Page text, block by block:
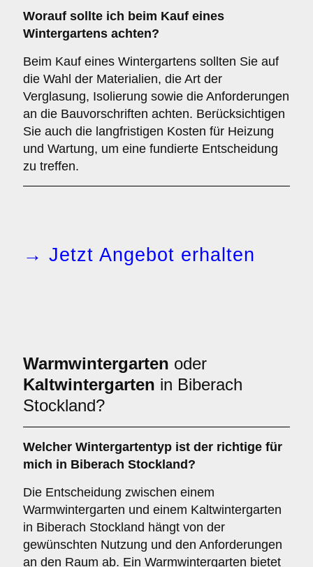
Worauf sollte ich beim Kauf eines
Wintergartens achten?
Beim Kauf eines Wintergartens sollten Sie auf
die Wahl der Materialien, die Art der
Verglasung, Isolierung sowie die Anforderungen
an die Bauvorschriften achten. Berücksichtigen
Sie auch die langfristigen Kosten für Heizung
und Wartung, um eine fundierte Entscheidung
zu treffen.
→ Jetzt Angebot erhalten
Warmwintergarten oder
Kaltwintergarten in Biberach
Stockland?
Welcher Wintergartentyp ist der richtige für
mich in Biberach Stockland?
Die Entscheidung zwischen einem
Warmwintergarten und einem Kaltwintergarten
in Biberach Stockland hängt von der
gewünschten Nutzung und den Anforderungen
an den Raum ab. Ein Warmwintergarten bietet